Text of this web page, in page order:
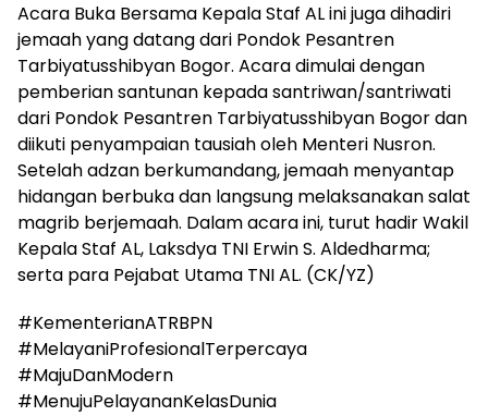
Acara Buka Bersama Kepala Staf AL ini juga dihadiri
jemaah yang datang dari Pondok Pesantren
Tarbiyatusshibyan Bogor. Acara dimulai dengan
pemberian santunan kepada santriwan/santriwati
dari Pondok Pesantren Tarbiyatusshibyan Bogor dan
diikuti penyampaian tausiah oleh Menteri Nusron.
Setelah adzan berkumandang, jemaah menyantap
hidangan berbuka dan langsung melaksanakan salat
magrib berjemaah. Dalam acara ini, turut hadir Wakil
Kepala Staf AL, Laksdya TNI Erwin S. Aldedharma;
serta para Pejabat Utama TNI AL. (CK/YZ)
#KementerianATRBPN
#MelayaniProfesionalTerpercaya
#MajuDanModern
#MenujuPelayananKelasDunia